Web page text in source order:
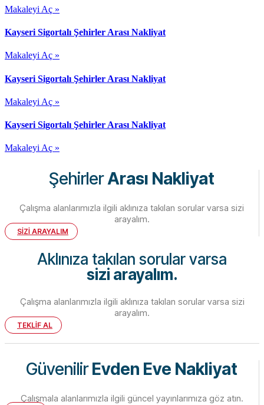
Makaleyi Aç »
Kayseri Sigortalı Şehirler Arası Nakliyat
Makaleyi Aç »
Kayseri Sigortalı Şehirler Arası Nakliyat
Makaleyi Aç »
Kayseri Sigortalı Şehirler Arası Nakliyat
Makaleyi Aç »
ŞehirlerArası Nakliyat
Çalışma alanlarımızla ilgili aklınıza takılan sorular varsa sizi
arayalım.
SİZİ ARAYALIM
Aklınıza takılan sorular varsa
sizi arayalım.
Çalışma alanlarımızla ilgili aklınıza takılan sorular varsa sizi
arayalım.
TEKLİF AL
GüvenilirEvden Eve Nakliyat
Çalışmala alanlarımızla ilgili güncel yayınlarımıza göz atın.